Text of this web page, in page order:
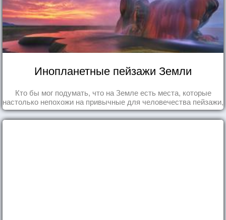
Инопланетные пейзажи Земли
Кто бы мог подумать, что на Земле есть места, которые
настолько непохожи на привычные для человечества пейзажи,
что кажутся и вовсе инопланетными!